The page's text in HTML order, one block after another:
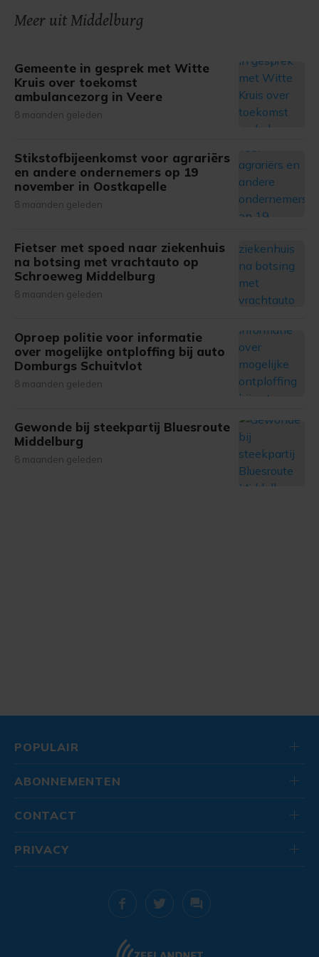
Meer uit Middelburg
Gemeente in gesprek met Witte
Kruis over toekomst
ambulancezorg in Veere
8 maanden geleden
Stikstofbijeenkomst voor agrariërs
en andere ondernemers op 19
november in Oostkapelle
8 maanden geleden
Fietser met spoed naar ziekenhuis
na botsing met vrachtauto op
Schroeweg Middelburg
8 maanden geleden
Oproep politie voor informatie
over mogelijke ontploffing bij auto
Domburgs Schuitvlot
8 maanden geleden
Gewonde bij steekpartij Bluesroute
Middelburg
8 maanden geleden
POPULAIR
ABONNEMENTEN
CONTACT
PRIVACY